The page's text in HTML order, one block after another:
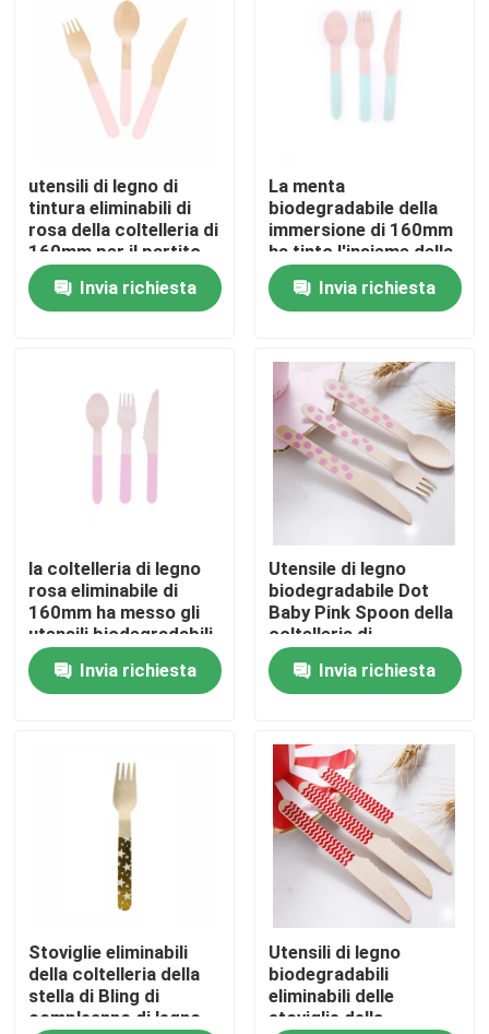
Prodotti
Utensili di legno eliminabili
Coltelleria di bambù eliminabile
Coltelleria concimabile
Spiedi di bambù
Scelte di bambù dell'alimento
Bastoni di scalpore del caffè
utensili di legno di
tintura eliminabili di
rosa della coltelleria di
160mm per il partito
Invia richiesta
La menta
biodegradabile della
immersione di 160mm
ha tinto l'insieme della
coltelleria di
Disposbale per nozze
della cena
Invia richiesta
la coltelleria di legno
rosa eliminabile di
160mm ha messo gli
utensili biodegradabili
variopinti del partito
Invia richiesta
Utensile di legno
biodegradabile Dot
Baby Pink Spoon della
coltelleria di
Didposable 160mm
Invia richiesta
Stoviglie eliminabili
della coltelleria della
stella di Bling di
compleanno di legno
Utensili di legno
biodegradabili
eliminabili delle
stoviglie della